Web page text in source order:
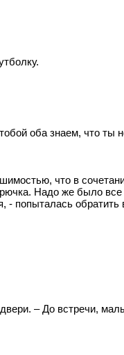
оба знаем, что ты
что в
Надо же было все
- попыталась обратить
– До встречи,